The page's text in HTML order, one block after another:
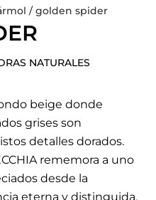
/ golden spider
NATURALES
beige donde
grises son
detalles dorados.
rememora a uno
desde la
eterna y distinguida.